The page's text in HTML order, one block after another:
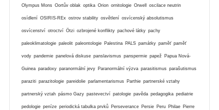
Olympus Mons Oortův oblak optika Orion ornitologie Orwell oscilace neutrin
osídlení OSIRIS-REx ostrov stability osvětlení osvícenský absolutismus
osvícenství otroctví Ötzi ozbrojené konflikty pachové látky pachy
paleoklimatologie paleolit paleontologie Palestina PALS památky paměť paměť
vody pandemie panelová diskuse panslavismus panspermie papež Papua Nová-
Guinea paradoxy paranormální jevy Paranormální výzva parasitismus parašutismus
paraziti parazitologie pareidolie parlamentarismus Parthie partnerské vztahy
partnerský vztah pásmo Gazy pastevectví patologie pavěda pedagogika pediatrie
pedologie peníze periodická tabulka prvků Perseverance Persie Peru Philae Pierre